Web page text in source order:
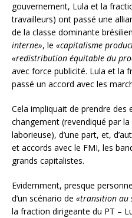
gouvernement, Lula et la
travailleurs) ont passé une
de la classe dominante
interne», le «capitalisme
«redistribution équitable du
avec force publicité. Lula et la
passé un accord avec les
Cela impliquait de prendre des
changement (revendiqué par
laborieuse), d’une part, et,
et accords avec le FMI, les
grands capitalistes.
Evidemment, presque
d’un scénario de «transition au
la fraction dirigeante du PT –